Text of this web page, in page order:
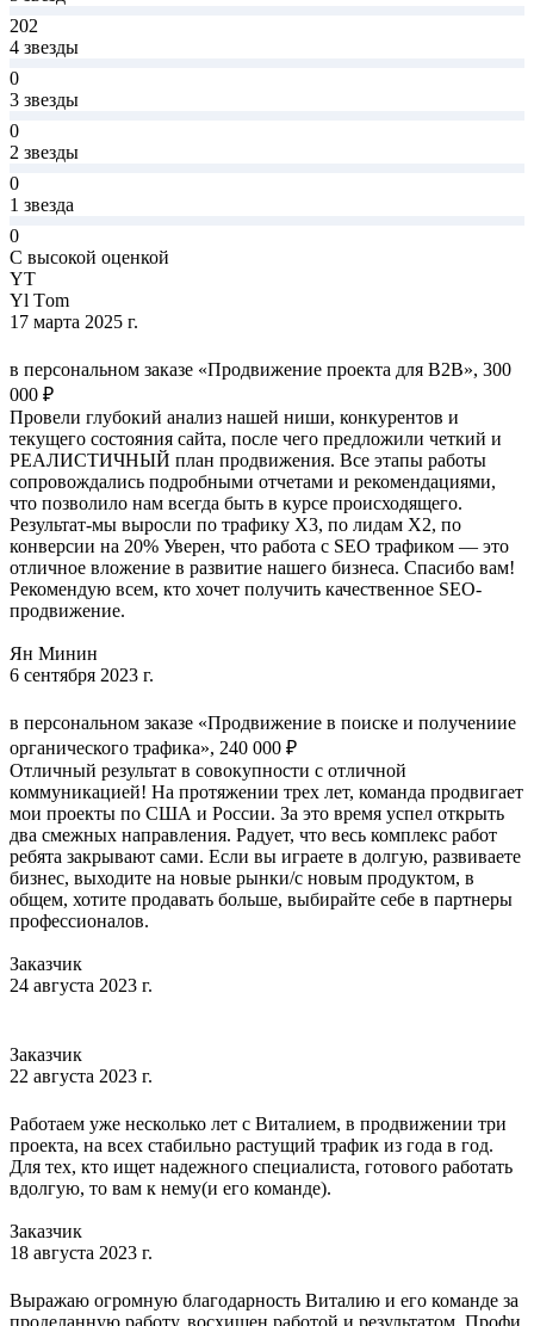
202
4 звезды
0
3 звезды
0
2 звезды
0
1 звезда
0
С высокой оценкой
YТ
Yl Тom
17 марта 2025 г.
в персональном заказе «Продвижение проекта для B2B», 300
000 ₽
Провели глубокий анализ нашей ниши, конкурентов и
текущего состояния сайта, после чего предложили четкий и
РЕАЛИСТИЧНЫЙ план продвижения. Все этапы работы
сопровождались подробными отчетами и рекомендациями,
что позволило нам всегда быть в курсе происходящего.
Результат-мы выросли по трафику Х3, по лидам Х2, по
конверсии на 20% Уверен, что работа с SEO трафиком — это
отличное вложение в развитие нашего бизнеса. Спасибо вам!
Рекомендую всем, кто хочет получить качественное SEO-
продвижение.
Ян Минин
6 сентября 2023 г.
в персональном заказе «Продвижение в поиске и получениие
органического трафика», 240 000 ₽
Отличный результат в совокупности с отличной
коммуникацией! На протяжении трех лет, команда продвигает
мои проекты по США и России. За это время успел открыть
два смежных направления. Радует, что весь комплекс работ
ребята закрывают сами. Если вы играете в долгую, развиваете
бизнес, выходите на новые рынки/с новым продуктом, в
общем, хотите продавать больше, выбирайте себе в партнеры
профессионалов.
Заказчик
24 августа 2023 г.
Заказчик
22 августа 2023 г.
Работаем уже несколько лет с Виталием, в продвижении три
проекта, на всех стабильно растущий трафик из года в год.
Для тех, кто ищет надежного специалиста, готового работать
вдолгую, то вам к нему(и его команде).
Заказчик
18 августа 2023 г.
Выражаю огромную благодарность Виталию и его команде за
проделанную работу, восхищен работой и результатом. Профи